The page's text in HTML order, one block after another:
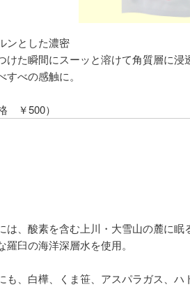
ンとした濃密
けた瞬間にスーッと溶けて角質層に浸
べの感触に。
￥500）
は、酸素を含む上川・大雪山の麓に眠
臼の海洋深層水を使用。
も、白樺、くま笹、アスパラガス、ハ